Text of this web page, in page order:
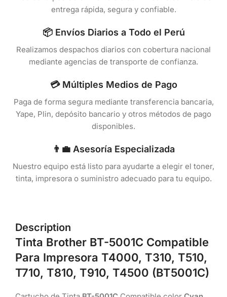
entrega rápida, segura y confiable.
📦 Envíos Diarios a Todo el Perú
Realizamos despachos diarios con cobertura nacional
mediante agencias de transporte de confianza.
💳 Múltiples Medios de Pago
Paga de forma segura mediante transferencia bancaria,
Yape, Plin, depósito bancario y otros métodos de pago
disponibles.
👨‍💼 Asesoría Especializada
Nuestro equipo está listo para ayudarte a elegir el toner,
tinta, impresora o suministro adecuado para tu equipo.
Description
Tinta Brother BT-5001C Compatible
Para Impresora T4000, T310, T510,
T710, T810, T910, T4500 (BT5001C)